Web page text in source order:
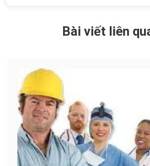
Bài viết liên